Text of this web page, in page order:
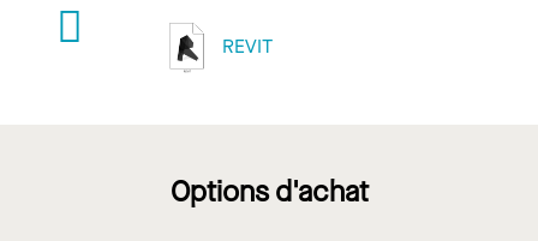
REVIT
Options d'achat